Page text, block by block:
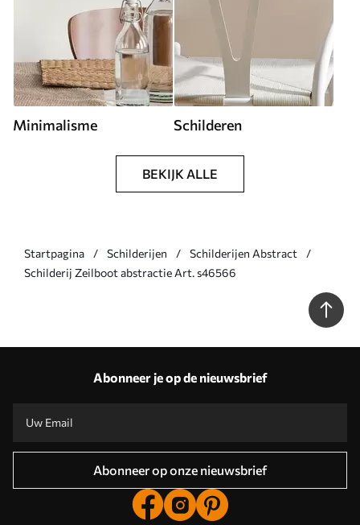
Minimalisme Schilderen
BEKIJK ALLE
Startpagina Schilderijen
Schilderijen Abstract
Schilderij Zeilboot abstractie Art. s46566
Abonneer je op de nieuwsbrief
Abonneer op onze nieuwsbrief